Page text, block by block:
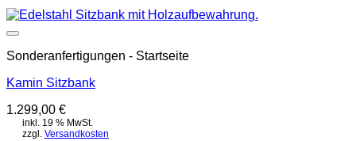
Sonderanfertigungen - Startseite
Kamin Sitzbank
1.299,00 €
inkl. 19 % MwSt.
zzgl. Versandkosten